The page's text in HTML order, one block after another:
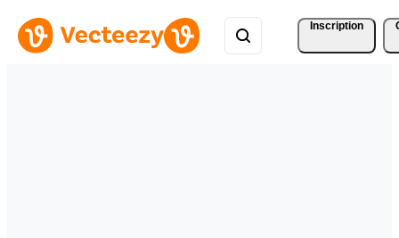
Inscription